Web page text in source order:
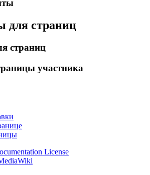
для страниц
страниц
участника